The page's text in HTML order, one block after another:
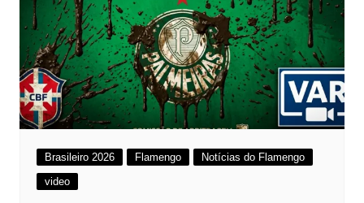
Brasileiro 2026 Flamengo
Notícias do Flamengo
video